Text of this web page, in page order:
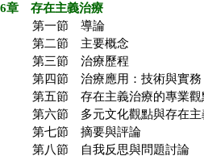
章 存在主義治療
第一節 導論
第二節 主要概念
第三節 治療歷程
第四節 治療應用：技術與實務
第五節 存在主義治療的專業觀
第六節 多元文化觀點與存在主
第七節 摘要與評論
第八節 自我反思與問題討論